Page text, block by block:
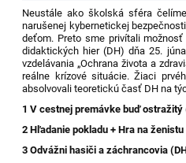
Neustále ako školská sféra
narušenej kybernetickej
deťom. Preto sme privítali
didaktických hier (DH) dňa 25.
vzdelávania „Ochrana života a
reálne krízové situácie. Žiaci
absolvovali teoretickú časť DH na
1 V cestnej premávke buď
2 Hľadanie pokladu + Hra na ženistu
3 Odvážni hasiči a záchrancovia